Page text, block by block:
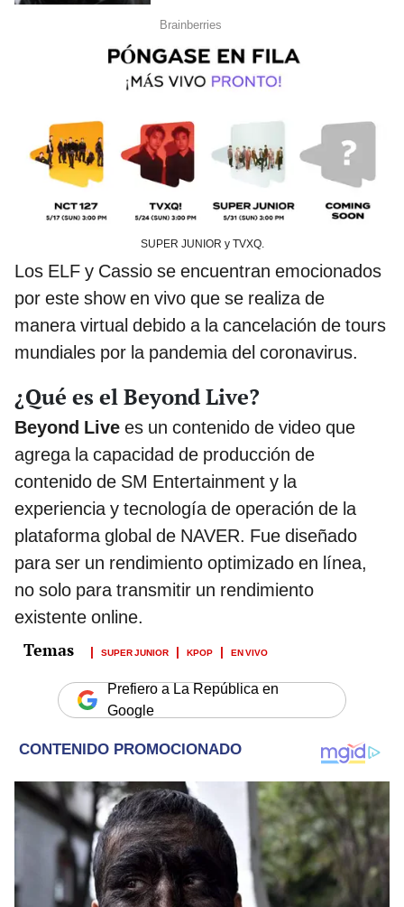
SUPER JUNIOR y TVXQ.
Los ELF y Cassio se encuentran emocionados
por este show en vivo que se realiza de
manera virtual debido a la cancelación de tours
mundiales por la pandemia del coronavirus.
¿Qué es el Beyond Live?
Beyond Live es un contenido de video que
agrega la capacidad de producción de
contenido de SM Entertainment y la
experiencia y tecnología de operación de la
plataforma global de NAVER. Fue diseñado
para ser un rendimiento optimizado en línea,
no solo para transmitir un rendimiento
existente online.
SUPER JUNIOR KPOP EN VIVO
Prefiero a La República en
Google